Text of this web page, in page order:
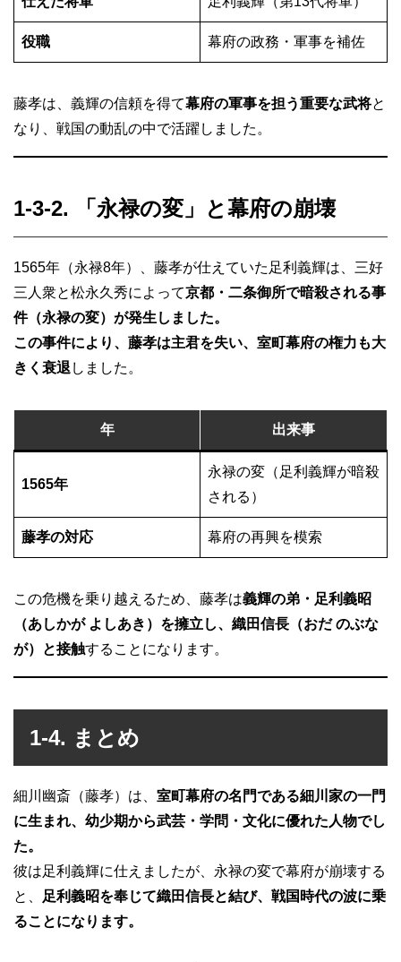
役職 幕府の政務・軍事を補佐
藤孝は、義輝の信頼を得て幕府の軍事を担う重要な武将と
なり、戦国の動乱の中で活躍しました。
1-3-2. 「永禄の変」と幕府の崩壊
1565年（永禄8年）、藤孝が仕えていた足利義輝は、三好
三人衆と松永久秀によって京都・二条御所で暗殺される事
件（永禄の変）が発生しました。
この事件により、藤孝は主君を失い、室町幕府の権力も大
きく衰退 しました。
年 出来事
1565年
永禄の変（足利義輝が暗殺
される）
藤孝の対応 幕府の再興を模索
この危機を乗り越えるため、藤孝は義輝の弟・足利義昭
（あしかが よしあき）を擁立し、織田信長（おだ のぶな
が）と接触することになります。
1-4. まとめ
細川幽斎（藤孝）は、 室町幕府の名門である細川家の一門
に生まれ、幼少期から武芸・学問・文化に優れた人物でし
た。
彼は足利義輝に仕えましたが、永禄の変で幕府が崩壊する
と、
足利義昭を奉じて織田信長と結び、戦国時代の波に乗
ることになります。